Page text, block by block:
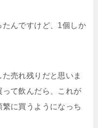
んですけど、1個しか
売れ残りだと思いま
て飲んだら、これが
に買うようになっち